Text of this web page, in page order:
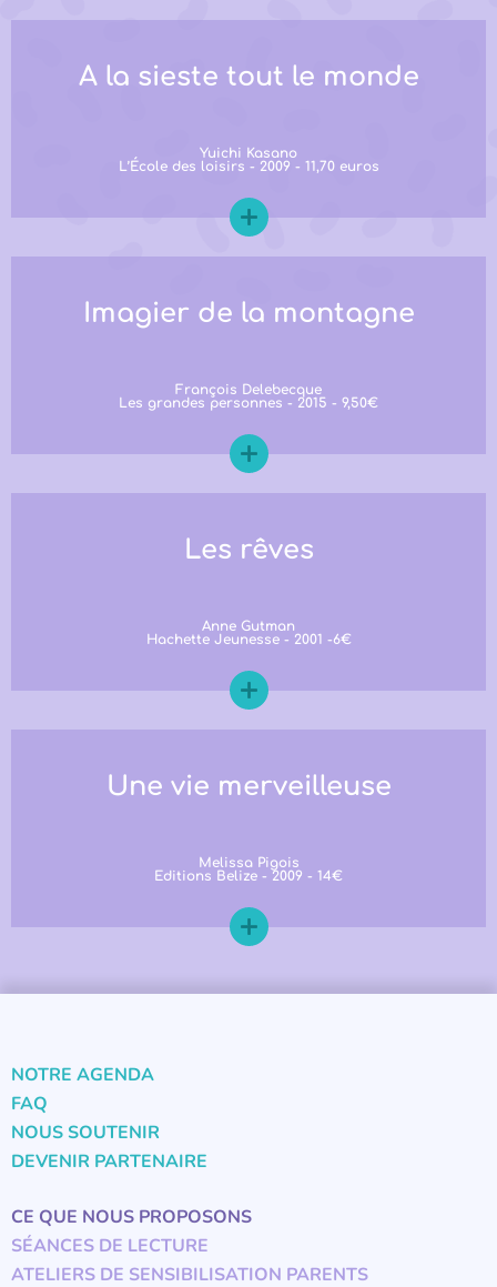
A la sieste tout le monde
Yuichi Kasano
L’École des loisirs - 2009 - 11,70 euros
Imagier de la montagne
François Delebecque
Les grandes personnes - 2015 - 9,50€
Les rêves
Anne Gutman
Hachette Jeunesse - 2001 -6€
Une vie merveilleuse
Melissa Pigois
Editions Belize - 2009 - 14€
NOTRE AGENDA
FAQ
NOUS SOUTENIR
DEVENIR PARTENAIRE
CE QUE NOUS PROPOSONS
SÉANCES DE LECTURE
ATELIERS DE SENSIBILISATION PARENTS